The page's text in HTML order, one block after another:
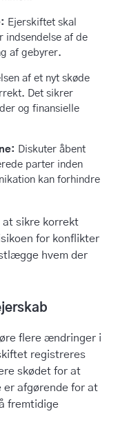
Ejerskiftet skal
indsendelse af de
af gebyrer.
af et nyt skøde
Det sikrer
og finansielle
Diskuter åbent
parter inden
kan forhindre
at sikre korrekt
for konflikter
hvem der
flere ændringer i
registreres
skødet for at
afgørende for at
fremtidige